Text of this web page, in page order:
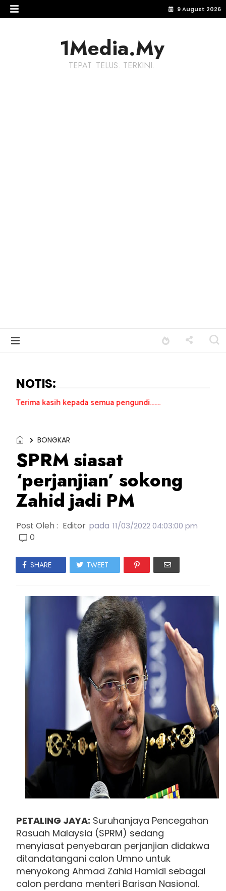
9 August 2026
1Media.My
TEPAT. TELUS. TERKINI.
NOTIS:
kepada semua pengundi.......
BONGKAR
SPRM siasat
‘perjanjian’ sokong
Zahid jadi PM
Post Oleh : Editor pada 11/03/2022 04:03:00 pm
0
SHARE TWEET
PETALING JAYA: Suruhanjaya Pencegahan
Rasuah Malaysia (SPRM) sedang
menyiasat penyebaran perjanjian didakwa
ditandatangani calon Umno untuk
menyokong Ahmad Zahid Hamidi sebagai
calon perdana menteri Barisan Nasional.